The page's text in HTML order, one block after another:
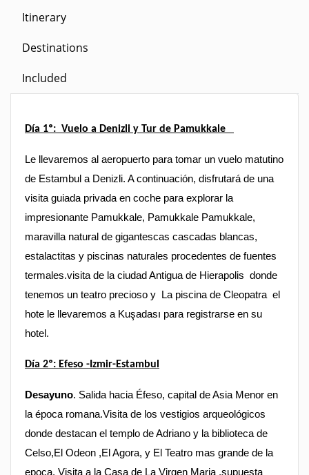
Itinerary
Destinations
Included
Día 1º: Vuelo a Denizli y Tur de Pamukkale
Le llevaremos al aeropuerto para tomar un vuelo matutino
de Estambul a Denizli. A continuación, disfrutará de una
visita guiada privada en coche para explorar la
impresionante Pamukkale, Pamukkale Pamukkale,
maravilla natural de gigantescas cascadas blancas,
estalactitas y piscinas naturales procedentes de fuentes
termales.visita de la ciudad Antigua de Hierapolis donde
tenemos un teatro precioso y
La piscina de Cleopatra el
hote le llevaremos a Kuşadası para registrarse en su
hotel.
Día 2º: Efeso -Izmir-Estambul
Desayuno. Salida hacia Éfeso, capital de Asia Menor en
la época romana.Visita de los vestigios arqueológicos
donde destacan el templo de Adriano y la biblioteca de
Celso,El Odeon ,El Agora, y El Teatro mas grande de la
epoca. Visita a la Casa de La Virgen Maria ,supuesta